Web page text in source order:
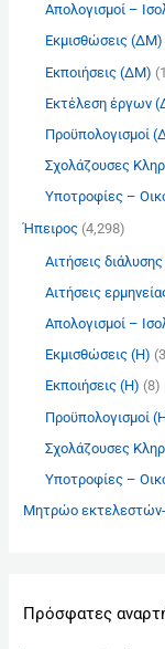
Απολογισμοί –
Εκμισθώσεις (ΔΜ)
Εκποιήσεις (ΔΜ)
Εκτέλεση έργων
Προϋπολογισμοί
Σχολάζουσες
Υποτροφίες –
Ήπειρος(4,298)
Αιτήσεις
Αιτήσεις
Απολογισμοί –
Εκμισθώσεις (Η)
Εκποιήσεις (Η) (8)
Προϋπολογισμοί
Σχολάζουσες
Υποτροφίες –
Μητρώο εκτελεστών-
Πρόσφατες